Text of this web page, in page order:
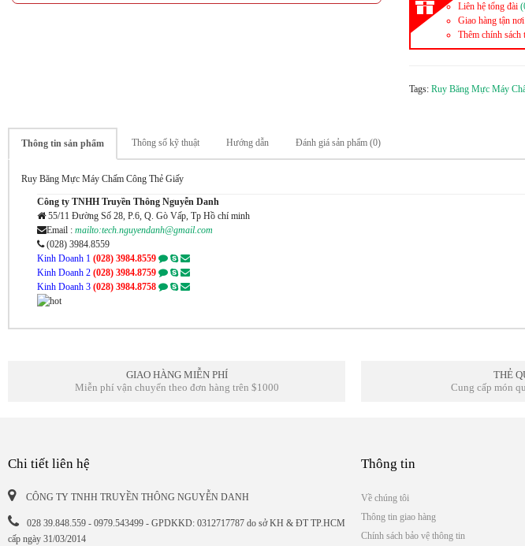
Liên hệ tổng đài
Giao hàng tận
Thêm chính sách
Tags: Ruy Băng Mực Máy
Thông tin sản phẩm Thông số kỹ thuật Hướng dẫn Đánh giá sản phẩm (0)
Ruy Băng Mực Máy Chấm Công Thẻ Giấy
Công ty TNHH Truyền Thông Nguyễn Danh
55/11 Đường Số 28, P.6, Q. Gò Vấp, Tp Hồ chí minh
Email : mailto:tech.nguyendanh@gmail.com
(028) 3984.8559
Kinh Doanh 1 (028) 3984.8559
Kinh Doanh 2 (028) 3984.8759
Kinh Doanh 3 (028) 3984.8758
GIAO HÀNG MIỄN PHÍ
Miễn phí vận chuyển theo đơn hàng trên $1000
THẺ
Cung cấp món
Chi tiết liên hệ
CÔNG TY TNHH TRUYỀN THÔNG NGUYỄN DANH
028 39.848.559 - 0979.543499 - GPDKKD: 0312717787 do sở KH & ĐT TP.HCM
cấp ngày 31/03/2014
Thông tin
Về chúng tôi
Thông tin giao hàng
Chính sách bảo vệ thông tin